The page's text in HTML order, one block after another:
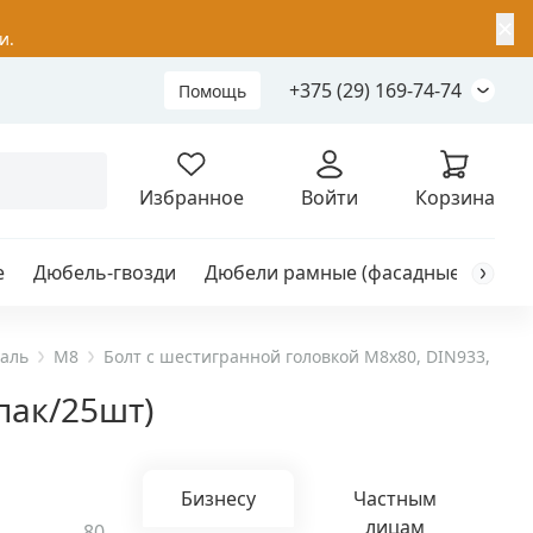
Помощь +375 (29) 169-74-74
Избранное Войти Корзина
Дюбель-гвозди Дюбели рамные (фасадные)
M8 Болт с шестигранной головкой M8х80, DIN933,
25шт)
Бизнесу
Частным
лицам